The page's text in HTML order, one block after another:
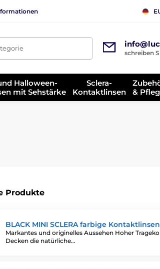
schreiben
Halloween-
mit Sehstärke
Sclera-
Kontaktlinsen
&
Produkte
BLACK MINI SCLERA farbige Kontaktlinsen
Markantes und originelles Aussehen Hoher
Decken die natürliche…